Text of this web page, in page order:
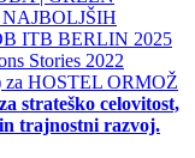
ITB BERLIN 2025
Stories 2022
za HOSTEL ORMOŽ
strateško celovitost,
trajnostni razvoj.